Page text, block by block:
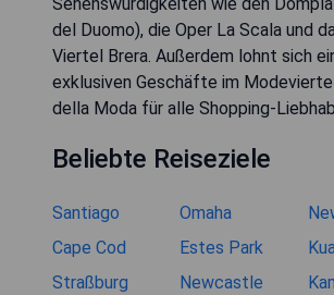
Sehenswürdigkeiten wie den
del Duomo), die Oper La Scala und
Viertel Brera. Außerdem lohnt sich
exklusiven Geschäfte im
della Moda für alle Shopping-
Beliebte Reiseziele
Santiago Omaha
Cape Cod
Estes Park
Straßburg
Newcastle